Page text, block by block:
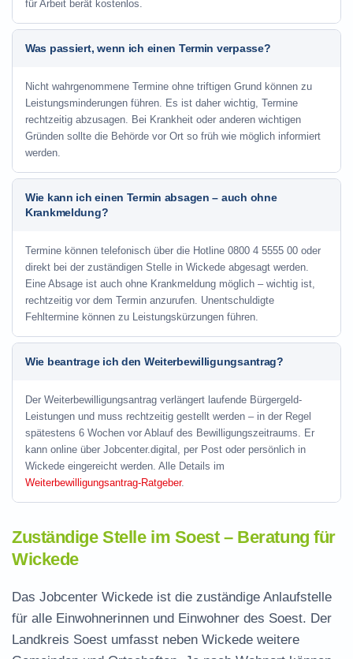
für Arbeit berät kostenlos.
Was passiert, wenn ich einen Termin verpasse?
Nicht wahrgenommene Termine ohne triftigen Grund können zu
Leistungsminderungen führen. Es ist daher wichtig, Termine
rechtzeitig abzusagen. Bei Krankheit oder anderen wichtigen
Gründen sollte die Behörde vor Ort so früh wie möglich informiert
werden.
Wie kann ich einen Termin absagen – auch ohne
Krankmeldung?
Termine können telefonisch über die Hotline 0800 4 5555 00 oder
direkt bei der zuständigen Stelle in Wickede abgesagt werden.
Eine Absage ist auch ohne Krankmeldung möglich – wichtig ist,
rechtzeitig vor dem Termin anzurufen. Unentschuldigte
Fehltermine können zu Leistungskürzungen führen.
Wie beantrage ich den Weiterbewilligungsantrag?
Der Weiterbewilligungsantrag verlängert laufende Bürgergeld-
Leistungen und muss rechtzeitig gestellt werden – in der Regel
spätestens 6 Wochen vor Ablauf des Bewilligungszeitraums. Er
kann online über Jobcenter.digital, per Post oder persönlich in
Wickede eingereicht werden. Alle Details im
Weiterbewilligungsantrag-Ratgeber.
Zuständige Stelle im Soest – Beratung für
Wickede
Das Jobcenter Wickede ist die zuständige Anlaufstelle
für alle Einwohnerinnen und Einwohner des Soest. Der
Landkreis Soest umfasst neben Wickede weitere